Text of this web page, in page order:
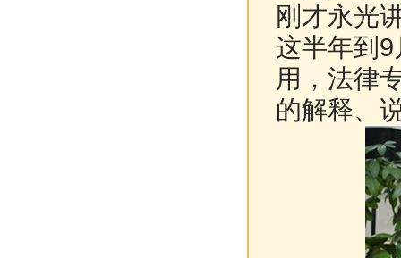
刚才永光
这半年到
用，法律
的解释、